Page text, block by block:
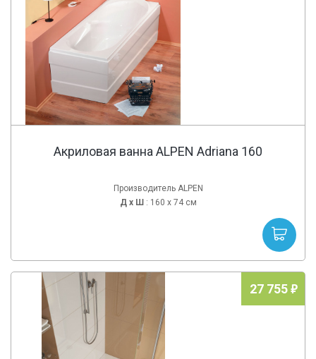
Акриловая ванна ALPEN Adriana 160
Производитель ALPEN
Д х Ш : 160 x 74 см
27 755